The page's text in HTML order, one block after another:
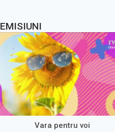
EMISIUNI
Vara pentru voi